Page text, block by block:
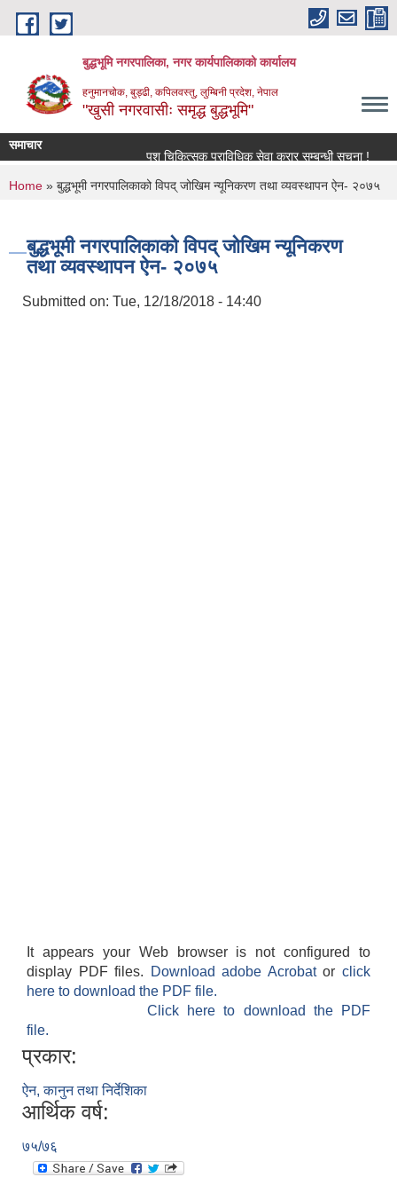
Skip to main content
बुद्धभूमि नगरपालिका, नगर कार्यपालिकाको कार्यालय
हनुमानचोक, बुड्ढी, कपिलवस्तु, लुम्बिनी प्रदेश, नेपाल
"खुसी नगरवासीः समृद्ध बुद्धभूमि"
समाचार
पशु चिकित्सक प्राविधिक सेवा करार सम्बन्धी सूचना !
You are here
Home » बुद्धभूमी नगरपालिकाको विपद् जोखिम न्यूनिकरण तथा व्यवस्थापन ऐन- २०७५
बुद्धभूमी नगरपालिकाको विपद् जोखिम न्यूनिकरण
तथा व्यवस्थापन ऐन- २०७५
Submitted on: Tue, 12/18/2018 - 14:40
It appears your Web browser is not configured to
display PDF files.
Download adobe Acrobatorclick
here to download the PDF file.
Click here to download the PDF
file.
प्रकार:
ऐन, कानुन तथा निर्देशिका
आर्थिक वर्ष:
७५/७६